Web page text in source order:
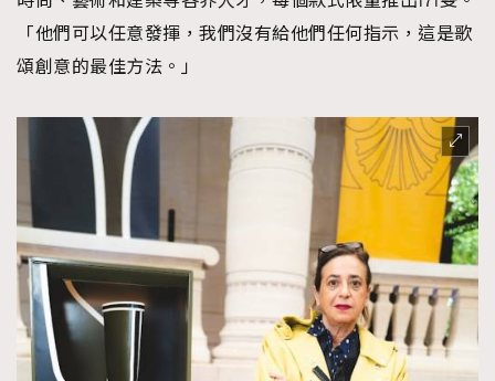
TRENDING
AFrenchMind
DressLikeAParisienne
EmpowerF
FashionWeek FigaroAesthetic
「他們可以任意發揮，我們沒有給他們任何指示，這是歌
頌創意的最佳方法。」